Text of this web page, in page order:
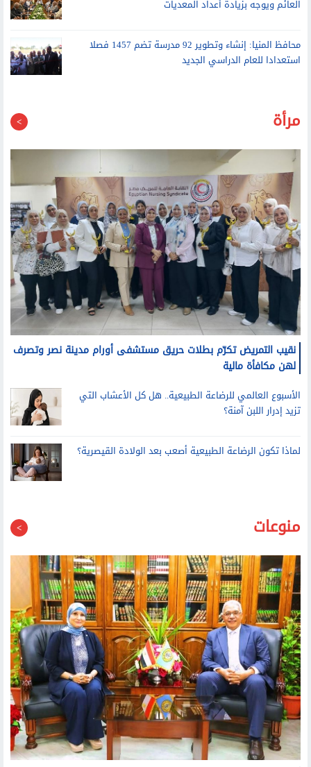
محافظ المنيا: إنشاء وتطوير 92 مدرسة تضم 1457 فصلا
استعدادا للعام الدراسي الجديد
مرأة
نقيب التمريض تكرّم بطلات حريق مستشفى أورام مدينة نصر وتصرف
لهن مكافأة مالية
الأسبوع العالمي للرضاعة الطبيعية.. هل كل الأعشاب التي
تزيد إدرار اللبن آمنة؟
لماذا تكون الرضاعة الطبيعية أصعب بعد الولادة القيصرية؟
منوعات